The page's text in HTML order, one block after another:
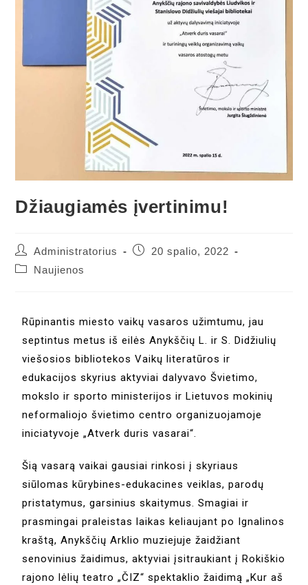
Džiaugiamės įvertinimu!
Administratorius
20 spalio, 2022
Naujienos
Rūpinantis miesto vaikų vasaros užimtumu, jau
septintus metus iš eilės Anykščių L. ir S. Didžiulių
viešosios bibliotekos Vaikų literatūros ir
edukacijos skyrius aktyviai dalyvavo Švietimo,
mokslo ir sporto ministerijos ir Lietuvos mokinių
neformaliojo švietimo centro organizuojamoje
iniciatyvoje „Atverk duris vasarai“.
Šią vasarą vaikai gausiai rinkosi į skyriaus
siūlomas kūrybines-edukacines veiklas, parodų
pristatymus, garsinius skaitymus. Smagiai ir
prasmingai praleistas laikas keliaujant po Ignalinos
kraštą, Anykščių Arklio muziejuje žaidžiant
senovinius žaidimus, aktyviai įsitraukiant į Rokiškio
rajono lėlių teatro „ČIZ“ spektaklio žaidimą „Kur aš